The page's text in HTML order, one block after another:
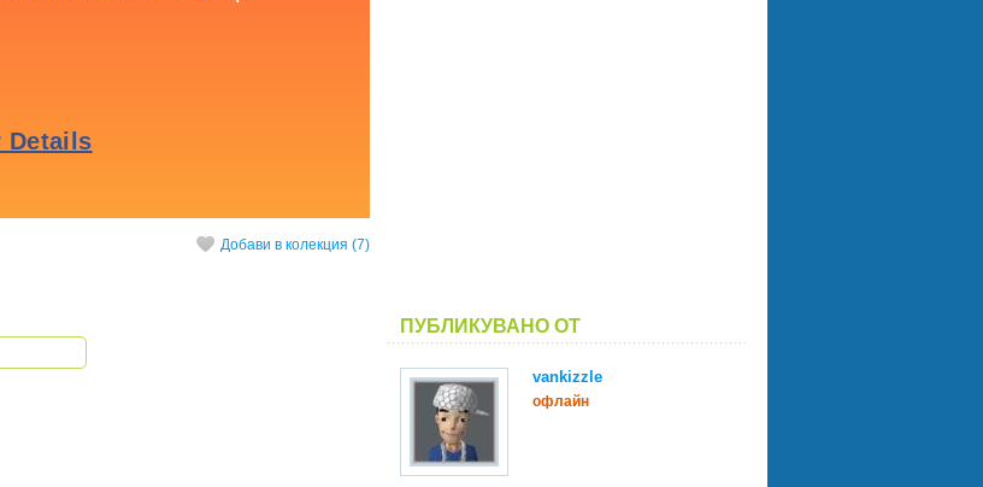
Добави в колекция (7)
ПУБЛИКУВАНО ОТ
vankizzle
офлайн